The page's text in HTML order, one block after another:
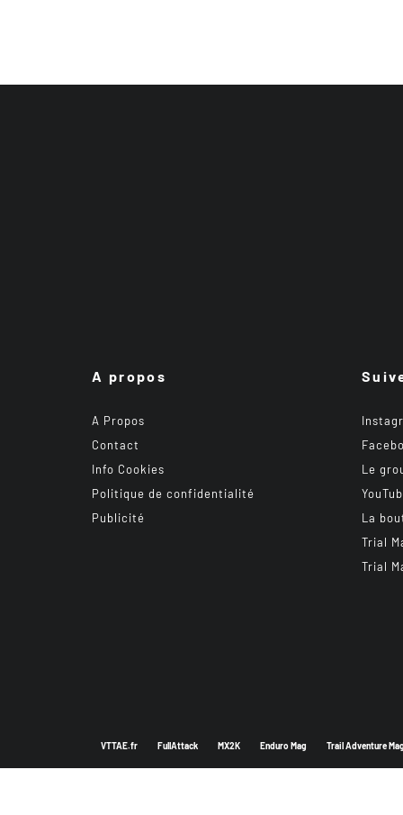
A propos
A Propos
Contact
Info Cookies
Politique de confidentialité
Publicité
Le
La
Trial
Trial
VTTAE.fr FullAttack MX2K Enduro Mag Trail Adventure